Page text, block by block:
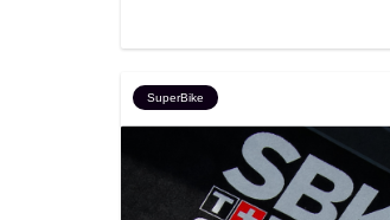
SuperBike